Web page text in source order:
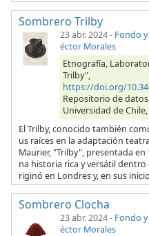
Sombrero Trilby
23 abr. 2024- Fondo
éctor Morales
Etnografía,
Trilby",
https://doi.org/
Repositorio de
Universidad de Chile,
El Trilby, conocido también
us raíces en la adaptación
Maurier, "Trilby", presentada
na historia rica y versátil dentro
riginó en Londres y, en sus
Sombrero Clocha
23 abr. 2024- Fondo
éctor Morales